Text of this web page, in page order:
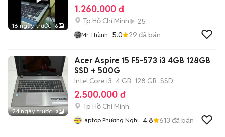
16 ngày trước 6
1.260.000 đ
Tp Hồ Chí Minh 25
Mr Thành 5.0 29 đã bán
24 ngày trước 3
Acer Aspire 15 F5-573 i3 4GB 128GB
SSD + 500G
Intel Core i3 4 GB 128 GB SSD
2.500.000 đ
Tp Hồ Chí Minh
Laptop Phương Nghi 4.8 613 đã bán